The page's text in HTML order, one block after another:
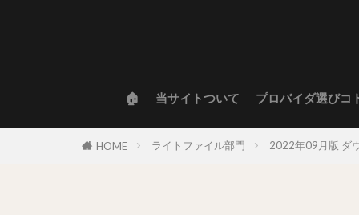
🏠 当サイトついて プロバイダ選びコ
HOME ライトファイル部門 2022年09月版 ダ